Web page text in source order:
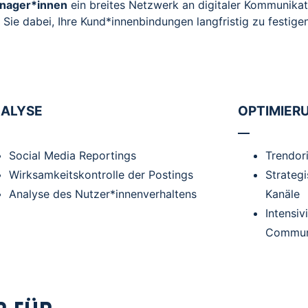
ein breites Netzwerk an digitaler
dabei, Ihre Kund*innenbindungen langfristig zu
Social Media Reportings
Wirksamkeitskontrolle der Postings
Analyse des Nutzer*innenverhaltens
Kanäle